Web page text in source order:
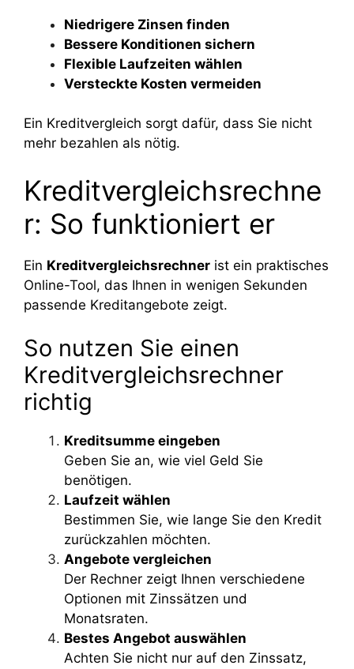
Niedrigere Zinsen finden
Bessere Konditionen sichern
Flexible Laufzeiten wählen
Versteckte Kosten vermeiden
Ein Kreditvergleich sorgt dafür, dass Sie nicht
mehr bezahlen als nötig.
Kreditvergleichsrechne
r: So funktioniert er
Ein Kreditvergleichsrechner ist ein praktisches
Online-Tool, das Ihnen in wenigen Sekunden
passende Kreditangebote zeigt.
So nutzen Sie einen
Kreditvergleichsrechner
richtig
Kreditsumme eingeben
Geben Sie an, wie viel Geld Sie
benötigen.
Laufzeit wählen
Bestimmen Sie, wie lange Sie den Kredit
zurückzahlen möchten.
Angebote vergleichen
Der Rechner zeigt Ihnen verschiedene
Optionen mit Zinssätzen und
Monatsraten.
Bestes Angebot auswählen
Achten Sie nicht nur auf den Zinssatz,